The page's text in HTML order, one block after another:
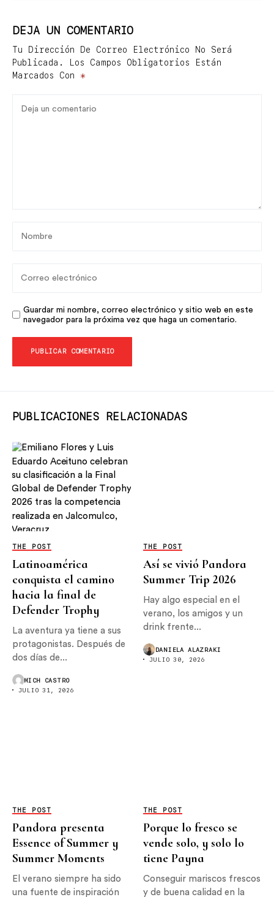
DEJA UN COMENTARIO
Tu Dirección De Correo Electrónico No Será
Publicada.
Los Campos Obligatorios Están
Marcados Con *
Guardar mi nombre, correo electrónico y sitio web en este
navegador para la próxima vez que haga un comentario.
PUBLICACIONES RELACIONADAS
THE POST
Latinoamérica
conquista el camino
hacia la final de
Defender Trophy
La aventura ya tiene a sus
protagonistas. Después de
dos días de...
MICH CASTRO
JULIO 31, 2026
THE POST
Así se vivió Pandora
Summer Trip 2026
Hay algo especial en el
verano, los amigos y un
drink frente...
DANIELA ALAZRAKI
JULIO 30, 2026
THE POST
Pandora presenta
Essence of Summer y
Summer Moments
El verano siempre ha sido
una fuente de inspiración
THE POST
Porque lo fresco se
vende solo, y solo lo
tiene Payna
Conseguir mariscos frescos
y de buena calidad en la